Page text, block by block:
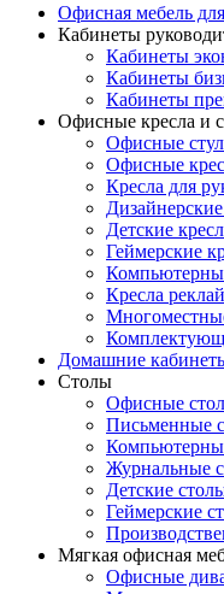
Офисная мебель
Кабинеты
Кабинеты
Кабинеты
Кабинеты
Офисные кресла и
Офисные
Офисные
Кресла для
Детские
Геймерские
Кресла
Домашние
Столы
Офисные
Письменные
Журнальные
Детские
Геймерские
Мягкая офисная
Офисные